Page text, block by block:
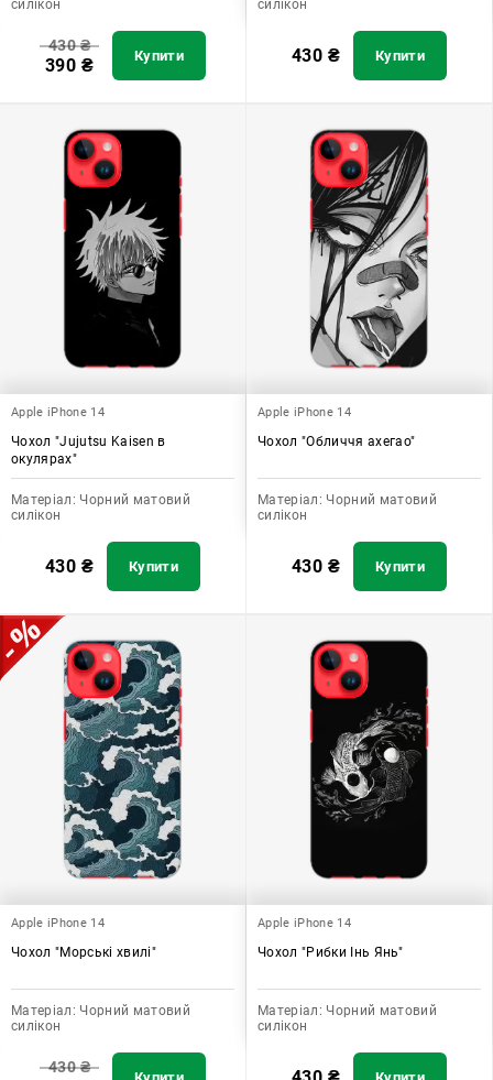
силікон
430₴
390 ₴ Купити
силікон
430 ₴ Купити
Apple iPhone 14
Чохол "Jujutsu Kaisen в
окулярах"
Матеріал: Чорний матовий
силікон
430 ₴ Купити
Apple iPhone 14
Чохол "Обличчя ахегао"
Матеріал: Чорний матовий
силікон
430 ₴ Купити
Apple iPhone 14
Чохол "Морські хвилі"
Матеріал: Чорний матовий
силікон
430₴
Apple iPhone 14
Чохол "Рибки Інь Янь"
Матеріал: Чорний матовий
силікон